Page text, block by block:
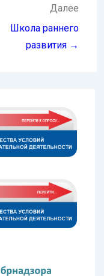
Далее
Школа раннего
развития →